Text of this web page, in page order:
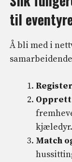
til
Å bli med i
Register
kjæledyr.
Match